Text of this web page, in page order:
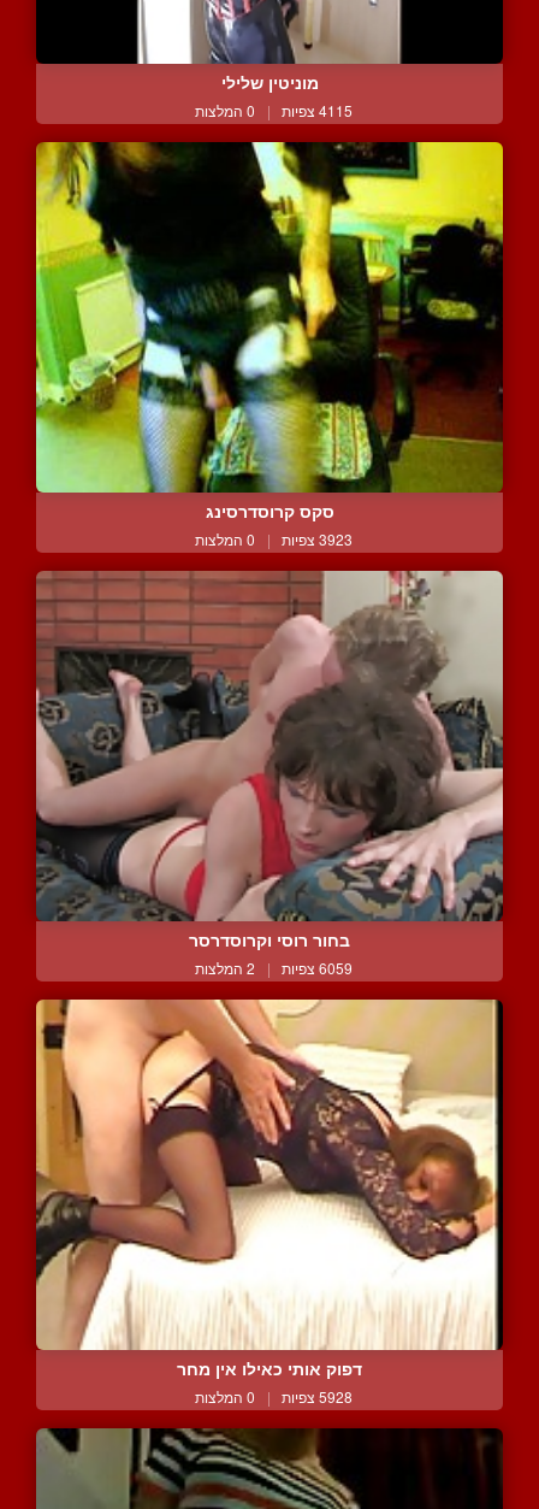
מוניטין שלילי
4115 צפיות | 0 המלצות
סקס קרוסדרסינג
3923 צפיות | 0 המלצות
בחור רוסי וקרוסדרסר
6059 צפיות | 2 המלצות
דפוק אותי כאילו אין מחר
5928 צפיות | 0 המלצות